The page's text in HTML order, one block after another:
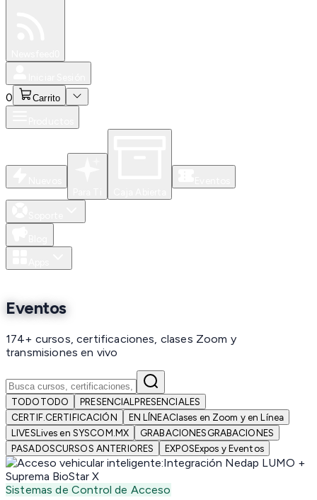
0 Carrito
Eventos
174+ cursos, certificaciones, clases Zoom y
transmisiones en vivo
TODOTODO PRESENCIALPRESENCIALES
CERTIF. CERTIFICACIÓN EN LÍNEAClases en Zoom y en Línea
LIVESLives en SYSCOM.MX GRABACIONESGRABACIONES
PASADOSCURSOS ANTERIORES EXPOSExpos y Eventos
Sistemas de Control de Acceso